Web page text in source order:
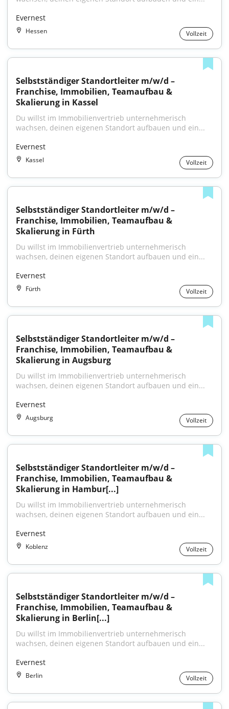
Evernest
Hessen Vollzeit
Selbstständiger Standortleiter m/w/d –
Franchise, Immobilien, Teamaufbau &
Skalierung in Kassel
Du willst im Immobilienvertrieb unternehmerisch
wachsen, deinen eigenen Standort aufbauen und ein...
Evernest
Kassel Vollzeit
Selbstständiger Standortleiter m/w/d –
Franchise, Immobilien, Teamaufbau &
Skalierung in Fürth
Du willst im Immobilienvertrieb unternehmerisch
wachsen, deinen eigenen Standort aufbauen und ein...
Evernest
Fürth Vollzeit
Selbstständiger Standortleiter m/w/d –
Franchise, Immobilien, Teamaufbau &
Skalierung in Augsburg
Du willst im Immobilienvertrieb unternehmerisch
wachsen, deinen eigenen Standort aufbauen und ein...
Evernest
Augsburg Vollzeit
Selbstständiger Standortleiter m/w/d –
Franchise, Immobilien, Teamaufbau &
Skalierung in Hambur[...]
Du willst im Immobilienvertrieb unternehmerisch
wachsen, deinen eigenen Standort aufbauen und ein...
Evernest
Koblenz Vollzeit
Selbstständiger Standortleiter m/w/d –
Franchise, Immobilien, Teamaufbau &
Skalierung in Berlin[...]
Du willst im Immobilienvertrieb unternehmerisch
wachsen, deinen eigenen Standort aufbauen und ein...
Evernest
Berlin Vollzeit